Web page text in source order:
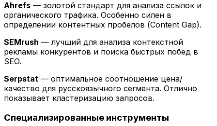
Ahrefs — золотой стандарт для анализа ссылок и
органического трафика. Особенно силен в
определении контентных пробелов (Content Gap).
SEMrush — лучший для анализа контекстной
рекламы конкурентов и поиска быстрых побед в
SEO.
Serpstat — оптимальное соотношение цена/
качество для русскоязычного сегмента. Отлично
показывает кластеризацию запросов.
Специализированные инструменты